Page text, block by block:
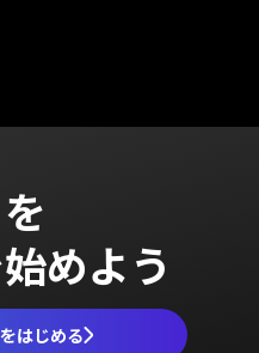
めよう
はじめる